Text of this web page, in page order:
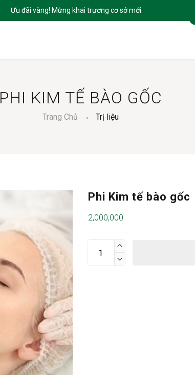
PHI KIM TẾ BÀO GỐC
Trang Chủ Trị liệu
Phi Kim tế bào gốc
2,000,000

